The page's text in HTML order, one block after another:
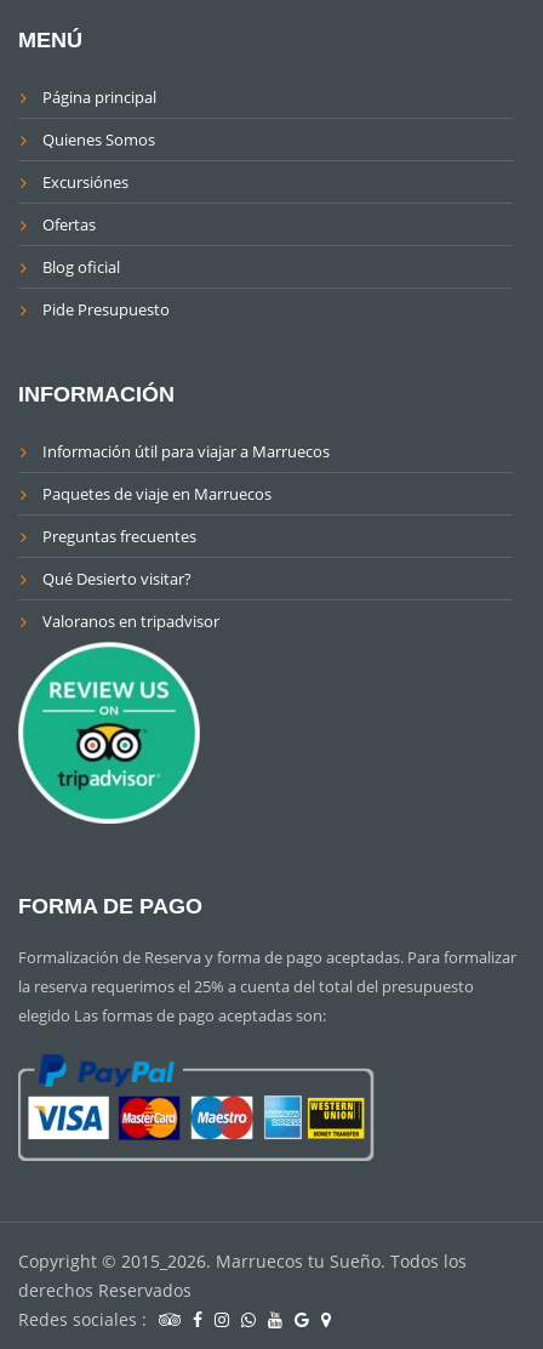
MENÚ
Página principal
Quienes Somos
Excursiónes
Ofertas
Blog oficial
Pide Presupuesto
INFORMACIÓN
Información útil para viajar a Marruecos
Paquetes de viaje en Marruecos
Preguntas frecuentes
Qué Desierto visitar?
Valoranos en tripadvisor
FORMA DE PAGO
Formalización de Reserva y forma de pago aceptadas. Para formalizar
la reserva requerimos el 25% a cuenta del total del presupuesto
elegido Las formas de pago aceptadas son:
Copyright © 2015_2026. Marruecos tu Sueño. Todos los
derechos Reservados
Redes sociales :